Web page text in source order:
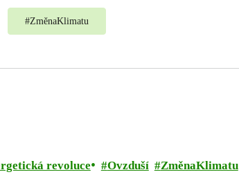
#ZměnaKlimatu
revoluce Ovzduší ZměnaKlimatu